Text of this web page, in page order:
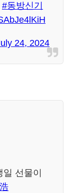
#동방신기
24, 2024
선물이